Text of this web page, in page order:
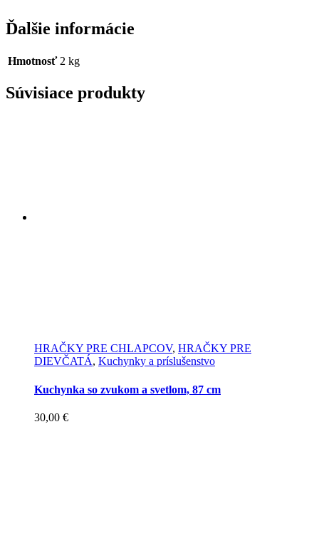
Ďalšie informácie
Hmotnosť 2 kg
Súvisiace produkty
HRAČKY PRE CHLAPCOV, HRAČKY PRE
DIEVČATÁ, Kuchynky a príslušenstvo
Kuchynka so zvukom a svetlom, 87 cm
30,00 €